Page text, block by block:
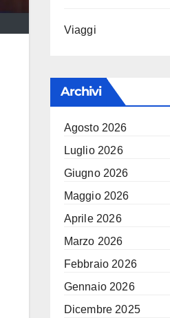
Viaggi
Archivi
Agosto 2026
Luglio 2026
Giugno 2026
Maggio 2026
Aprile 2026
Marzo 2026
Febbraio 2026
Gennaio 2026
Dicembre 2025